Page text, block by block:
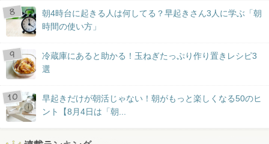
朝4時台に起きる人は何してる？早起きさん3人に学ぶ「朝
時間の使い方」
冷蔵庫にあると助かる！玉ねぎたっぷり作り置きレシピ3
選
早起きだけが朝活じゃない！朝がもっと楽しくなる50のヒ
ント【8月4日は「朝...